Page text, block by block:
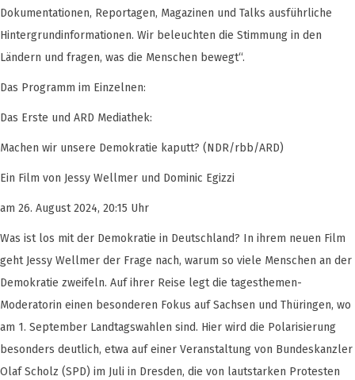
Dokumentationen, Reportagen, Magazinen und Talks ausführliche
Hintergrundinformationen. Wir beleuchten die Stimmung in den
Ländern und fragen, was die Menschen bewegt“.
Das Programm im Einzelnen:
Das Erste und ARD Mediathek:
Machen wir unsere Demokratie kaputt? (NDR/rbb/ARD)
Ein Film von Jessy Wellmer und Dominic Egizzi
am 26. August 2024, 20:15 Uhr
Was ist los mit der Demokratie in Deutschland? In ihrem neuen Film
geht Jessy Wellmer der Frage nach, warum so viele Menschen an der
Demokratie zweifeln. Auf ihrer Reise legt die tagesthemen-
Moderatorin einen besonderen Fokus auf Sachsen und Thüringen, wo
am 1. September Landtagswahlen sind. Hier wird die Polarisierung
besonders deutlich, etwa auf einer Veranstaltung von Bundeskanzler
Olaf Scholz (SPD) im Juli in Dresden, die von lautstarken Protesten